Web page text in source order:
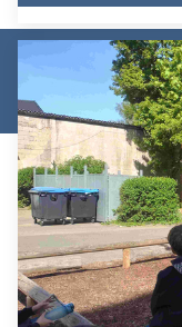
© Theodor-Heuss-
Datenschutz|